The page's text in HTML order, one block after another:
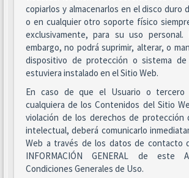
copiarlos y almacenarlos en el disco duro
o en cualquier otro soporte físico
exclusivamente, para su uso personal.
embargo, no podrá suprimir, alterar, o
dispositivo de protección o sistema de
estuviera instalado en el Sitio Web.
En caso de que el Usuario o tercero
cualquiera de los Contenidos del Sitio
violación de los derechos de protección
intelectual, deberá comunicarlo
Web a través de los datos de contacto
INFORMACIÓN GENERAL de este
Condiciones Generales de Uso.